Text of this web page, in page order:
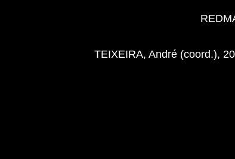
TEIXEIRA, André (coord.),